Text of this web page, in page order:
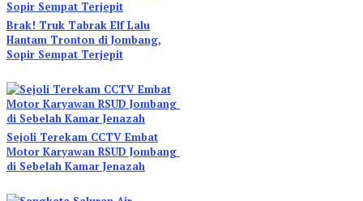
Brak! Truk Tabrak Elf Lalu
Hantam Tronton di Jombang,
Sopir Sempat Terjepit
Sejoli Terekam CCTV Embat
Motor Karyawan RSUD Jombang
di Sebelah Kamar Jenazah